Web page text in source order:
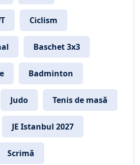
Ciclism
Baschet 3x3
Badminton
Judo Tenis de masă
JE Istanbul 2027
Scrimă